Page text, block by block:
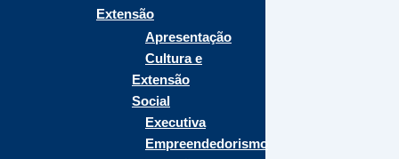
Extensão
Apresentação
Cultura e
Extensão
Social
Executiva
Empreendedorismo